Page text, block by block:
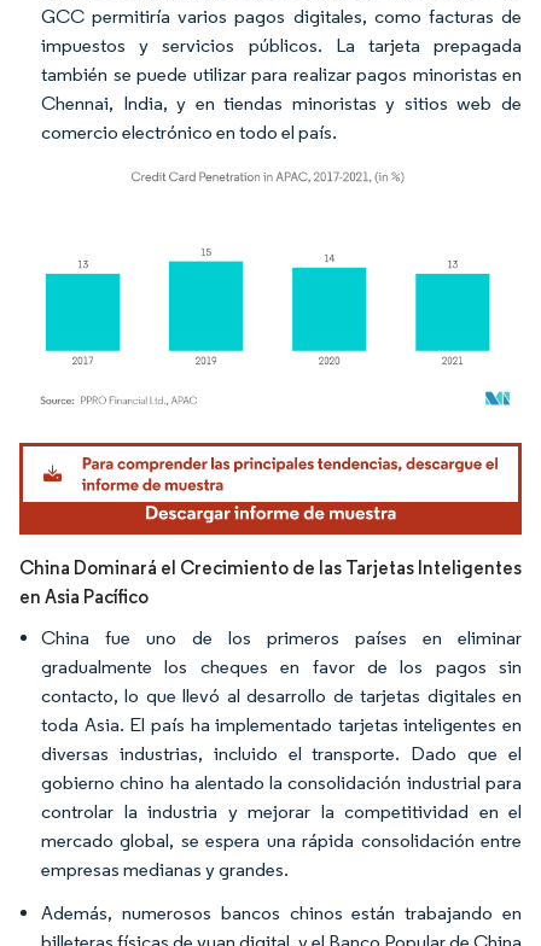
GCC permitiría varios pagos digitales, como facturas de
impuestos y servicios públicos. La tarjeta prepagada
también se puede utilizar para realizar pagos minoristas en
Chennai, India, y en tiendas minoristas y sitios web de
comercio electrónico en todo el país.
Imagen © Mordor Intelligence. El uso requiere atribución según CC BY 4.0.
China Dominará el Crecimiento de las Tarjetas Inteligentes
en Asia Pacífico
China fue uno de los primeros países en eliminar
gradualmente los cheques en favor de los pagos sin
contacto, lo que llevó al desarrollo de tarjetas digitales en
toda Asia. El país ha implementado tarjetas inteligentes en
diversas industrias, incluido el transporte. Dado que el
gobierno chino ha alentado la consolidación industrial para
controlar la industria y mejorar la competitividad en el
mercado global, se espera una rápida consolidación entre
empresas medianas y grandes.
Además, numerosos bancos chinos están trabajando en